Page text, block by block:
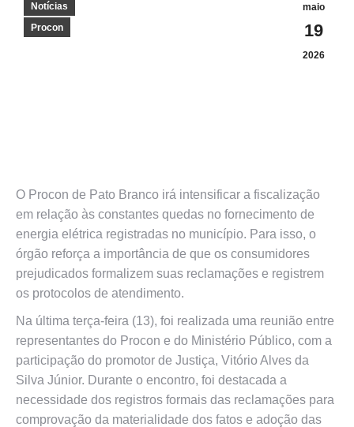
maio
19
2026
Notícias
Procon
O Procon de Pato Branco irá intensificar a fiscalização
em relação às constantes quedas no fornecimento de
energia elétrica registradas no município. Para isso, o
órgão reforça a importância de que os consumidores
prejudicados formalizem suas reclamações e registrem
os protocolos de atendimento.
Na última terça-feira (13), foi realizada uma reunião entre
representantes do Procon e do Ministério Público, com a
participação do promotor de Justiça, Vitório Alves da
Silva Júnior. Durante o encontro, foi destacada a
necessidade dos registros formais das reclamações para
comprovação da materialidade dos fatos e adoção das